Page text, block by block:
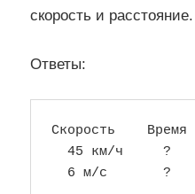
скорость и расстояние.
Ответы:
Скорость    Время
45 км/ч     ?
6 м/с       ?